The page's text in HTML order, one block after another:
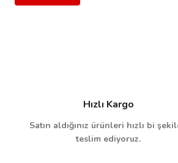
Hızlı Kargo
Satın aldığınız ürünleri hızlı bi
teslim ediyoruz.